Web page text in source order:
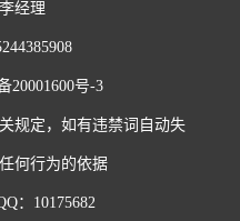
经理
20001600号-3
规定，如有违禁词自动失
何行为的依据
：10175682